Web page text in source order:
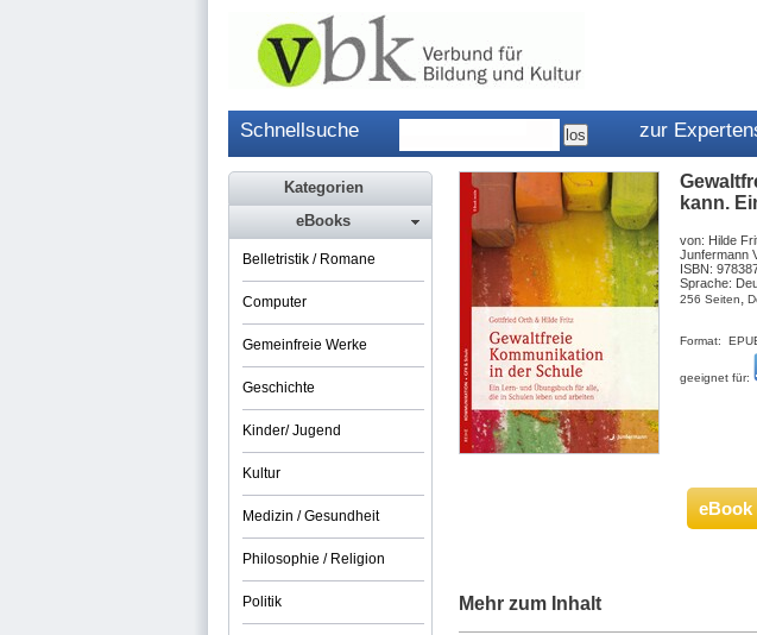
Schnellsuche zur
kann.
von: Hilde
Junfermann
ISBN:
Sprache:
256 Seiten,
Format:
geeignet für:
eBook
Mehr zum Inhalt
Kategorien
eBooks
Belletristik / Romane
Computer
Gemeinfreie Werke
Geschichte
Kinder/ Jugend
Kultur
Medizin / Gesundheit
Philosophie / Religion
Politik